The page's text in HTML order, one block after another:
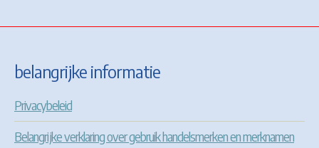
belangrijke informatie
Privacybeleid
Belangrijke verklaring over gebruik handelsmerken en merknamen